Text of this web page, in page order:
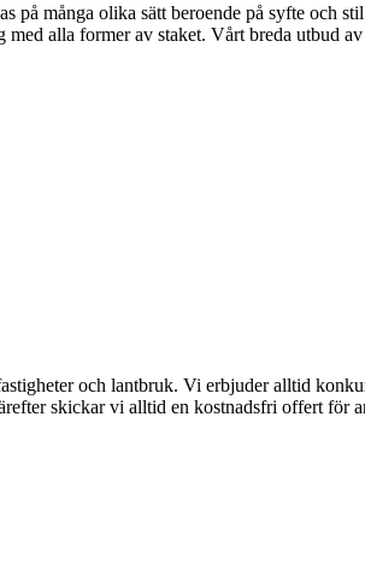
på många olika sätt beroende på syfte och
alla former av staket. Vårt breda utbud
och lantbruk. Vi erbjuder alltid
skickar vi alltid en kostnadsfri offert för